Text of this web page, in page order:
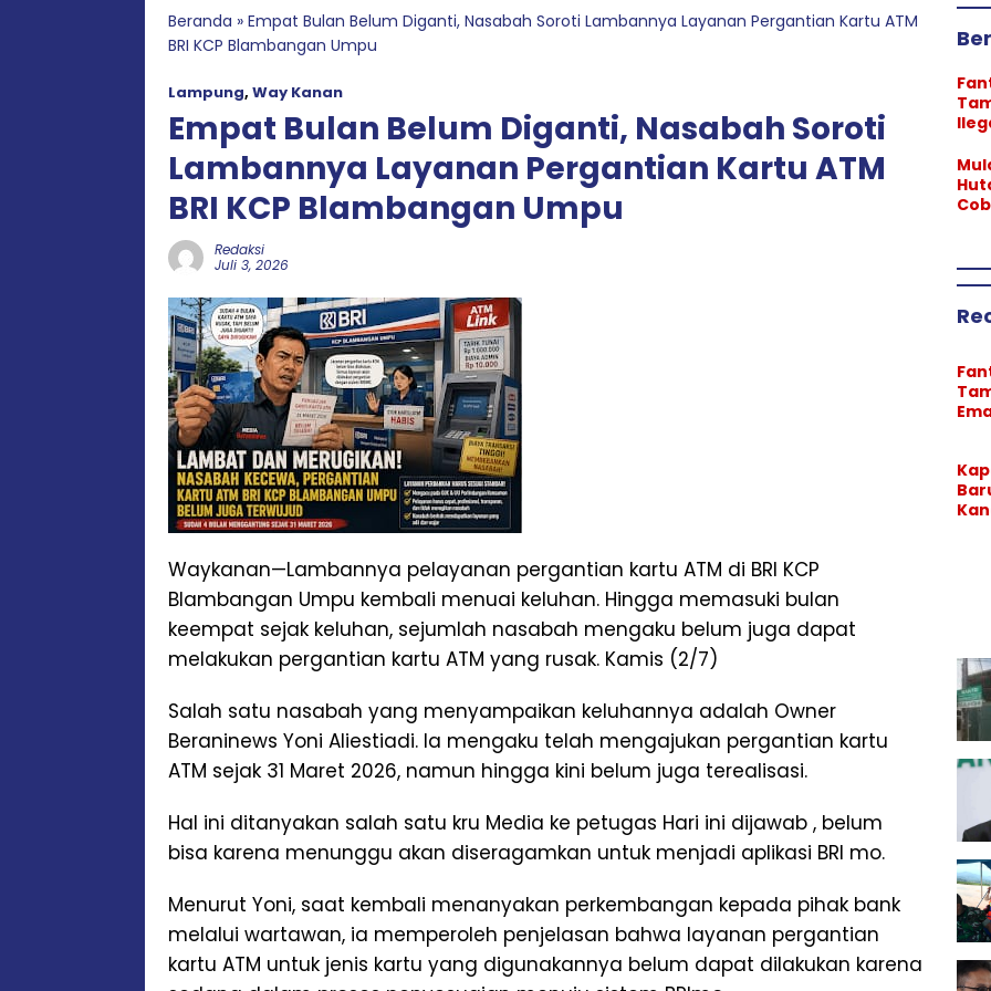
Beranda » Empat Bulan Belum Diganti, Nasabah Soroti Lambannya Layanan Pergantian Kartu ATM
BRI KCP Blambangan Umpu
Lampung, Way Kanan
Empat Bulan Belum Diganti, Nasabah Soroti
Lambannya Layanan Pergantian Kartu ATM
BRI KCP Blambangan Umpu
Redaksi
Juli 3, 2026
Waykanan—Lambannya pelayanan pergantian kartu ATM di BRI KCP
Blambangan Umpu kembali menuai keluhan. Hingga memasuki bulan
keempat sejak keluhan, sejumlah nasabah mengaku belum juga dapat
melakukan pergantian kartu ATM yang rusak. Kamis (2/7)
Salah satu nasabah yang menyampaikan keluhannya adalah Owner
Beraninews Yoni Aliestiadi. Ia mengaku telah mengajukan pergantian kartu
ATM sejak 31 Maret 2026, namun hingga kini belum juga terealisasi.
Hal ini ditanyakan salah satu kru Media ke petugas Hari ini dijawab , belum
bisa karena menunggu akan diseragamkan untuk menjadi aplikasi BRI mo.
Menurut Yoni, saat kembali menanyakan perkembangan kepada pihak bank
melalui wartawan, ia memperoleh penjelasan bahwa layanan pergantian
kartu ATM untuk jenis kartu yang digunakannya belum dapat dilakukan karena